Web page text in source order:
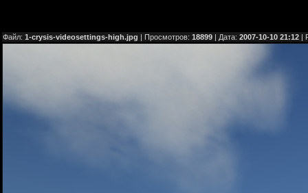
Файл: 1-crysis-videosettings-high.jpg | Просмотров: 18899 | Дата: 2007-10-10 21:12 |